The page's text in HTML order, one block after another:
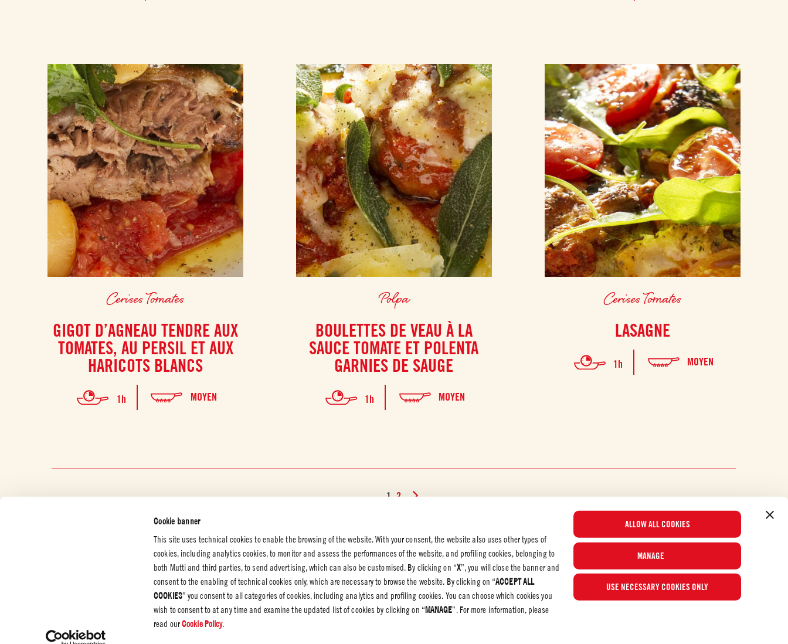
Cookie banner
This site uses technical cookies to enable the browsing of the website. With your consent, the website also uses other types of
cookies, including analytics cookies, to monitor and assess the performances of the website, and profiling cookies, belonging to
both Mutti and third parties, to send advertising, which can also be customised. By clicking on “X”, you will close the banner and
consent to the enabling of technical cookies only, which are necessary to browse the website. By clicking on “ACCEPT ALL
COOKIES” you consent to all categories of cookies, including analytics and profiling cookies. You can choose which cookies you
wish to consent to at any time and examine the updated list of cookies by clicking on “MANAGE”. For more information, please
read ourCookie Policy.
ALLOW ALL COOKIES
MANAGE
USE NECESSARY COOKIES ONLY
Cerises Tomates
GIGOT D’AGNEAU TENDRE AUX
TOMATES, AU PERSIL ET AUX
HARICOTS BLANCS
1h MOYEN
Polpa
BOULETTES DE VEAU À LA
SAUCE TOMATE ET POLENTA
GARNIES DE SAUGE
1h MOYEN
Cerises Tomates
LASAGNE
1h MOYEN
1 2
ENTREPRISE
Source Circana
Attestations
Code d'éthique
Whistleblowing
MENTIONS LÉGALES
ET POLITIQUE DE
CONFIDENTIALITÉ
Politique de
confidentialité
© 2026 Mutti S.p.A. Industria Conserve Alimentari